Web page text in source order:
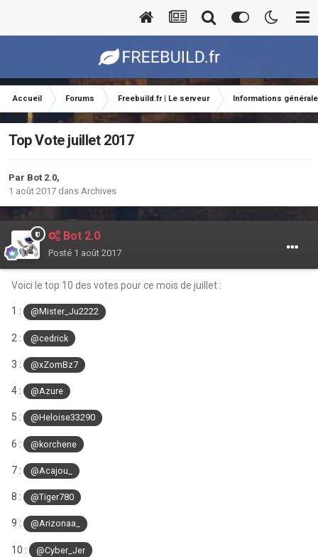
Accueil Forums Freebuild.fr | Le serveur Informations
Top Vote juillet 2017
Par Bot 2.0,
1 août 2017 dans Archives
Bot 2.0
Posté 1 août 2017
Voici le top 10 des votes pour ce mois de juillet :
1 : @Mister_Ju2222
2 : @cedrick
3 : @xZomBz7
4 : @Azure
5 : @Heloise33290
6 : @korchene
7 : @Acajou_
8 : @Tiger780
9 : @Arizonaa_
10 : @Cyber_Jer